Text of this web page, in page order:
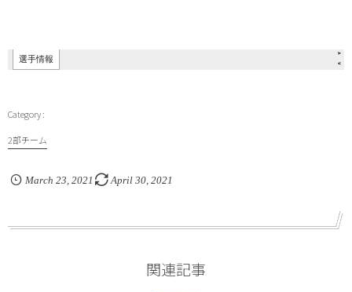
2部チーム
March 23 2021 April 30, 2021
関連記事